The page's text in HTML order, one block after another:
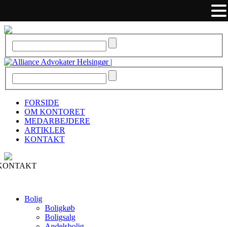
FORSIDE
OM KONTORET
MEDARBEJDERE
ARTIKLER
KONTAKT
Bolig
Boligkøb
Boligsalg